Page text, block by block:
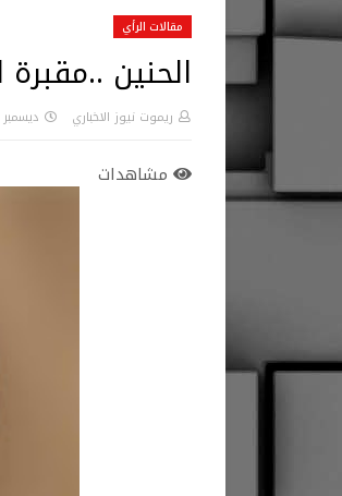
مقالات الرأي
الحنين ..مقبرة
ريموت نيوز الاخباري ديسمبر 13,
مشاهدات